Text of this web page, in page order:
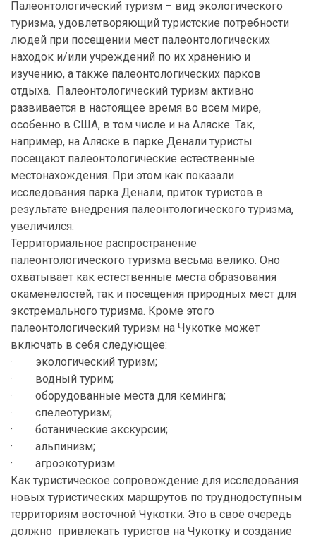
Палеонтологический туризм – вид экологического
туризма, удовлетворяющий туристские потребности
людей при посещении мест палеонтологических
находок и/или учреждений по их хранению и
изучению, а также палеонтологических парков
отдыха. Палеонтологический туризм активно
развивается в настоящее время во всем мире,
особенно в США, в том числе и на Аляске. Так,
например, на Аляске в парке Денали туристы
посещают палеонтологические естественные
местонахождения. При этом как показали
исследования парка Денали, приток туристов в
результате внедрения палеонтологического туризма,
увеличился.
Территориальное распространение
палеонтологического туризма весьма велико. Оно
охватывает как естественные места образования
окаменелостей, так и посещения природных мест для
экстремального туризма. Кроме этого
палеонтологический туризм на Чукотке может
включать в себя следующее:
· экологический туризм;
· водный турим;
· оборудованные места для кеминга;
· спелеотуризм;
· ботанические экскурсии;
· альпинизм;
· агроэкотуризм.
Как туристическое сопровождение для исследования
новых туристических маршрутов по труднодоступным
территориям восточной Чукотки. Это в своё очередь
должно привлекать туристов на Чукотку и создание